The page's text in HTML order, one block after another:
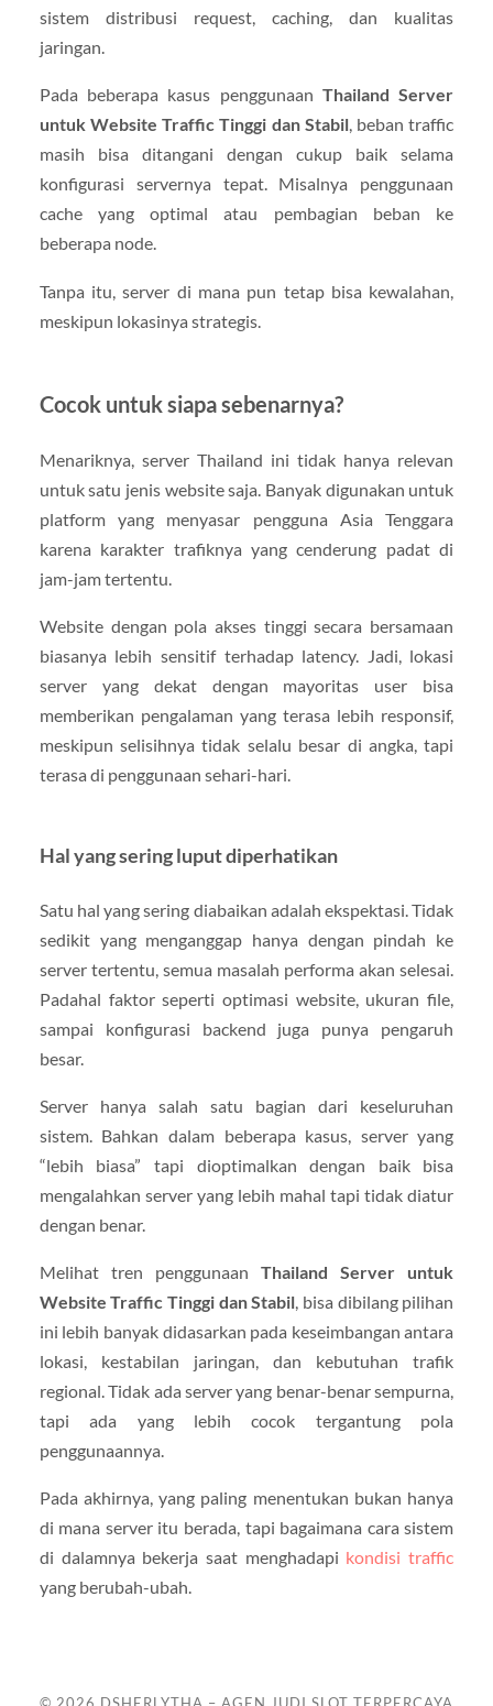
sistem distribusi request, caching, dan kualitas
jaringan.
Pada beberapa kasus penggunaan Thailand Server
untuk Website Traffic Tinggi dan Stabil, beban traffic
masih bisa ditangani dengan cukup baik selama
konfigurasi servernya tepat. Misalnya penggunaan
cache yang optimal atau pembagian beban ke
beberapa node.
Tanpa itu, server di mana pun tetap bisa kewalahan,
meskipun lokasinya strategis.
Cocok untuk siapa sebenarnya?
Menariknya, server Thailand ini tidak hanya relevan
untuk satu jenis website saja. Banyak digunakan untuk
platform yang menyasar pengguna Asia Tenggara
karena karakter trafiknya yang cenderung padat di
jam-jam tertentu.
Website dengan pola akses tinggi secara bersamaan
biasanya lebih sensitif terhadap latency. Jadi, lokasi
server yang dekat dengan mayoritas user bisa
memberikan pengalaman yang terasa lebih responsif,
meskipun selisihnya tidak selalu besar di angka, tapi
terasa di penggunaan sehari-hari.
Hal yang sering luput diperhatikan
Satu hal yang sering diabaikan adalah ekspektasi. Tidak
sedikit yang menganggap hanya dengan pindah ke
server tertentu, semua masalah performa akan selesai.
Padahal faktor seperti optimasi website, ukuran file,
sampai konfigurasi backend juga punya pengaruh
besar.
Server hanya salah satu bagian dari keseluruhan
sistem. Bahkan dalam beberapa kasus, server yang
“lebih biasa” tapi dioptimalkan dengan baik bisa
mengalahkan server yang lebih mahal tapi tidak diatur
dengan benar.
Melihat tren penggunaanThailand Server untuk
Website Traffic Tinggi dan Stabil, bisa dibilang pilihan
ini lebih banyak didasarkan pada keseimbangan antara
lokasi, kestabilan jaringan, dan kebutuhan trafik
regional. Tidak ada server yang benar-benar sempurna,
tapi ada yang lebih cocok tergantung pola
penggunaannya.
Pada akhirnya, yang paling menentukan bukan hanya
di mana server itu berada, tapi bagaimana cara sistem
di dalamnya bekerja saat menghadapi kondisi traffic
yang berubah-ubah.